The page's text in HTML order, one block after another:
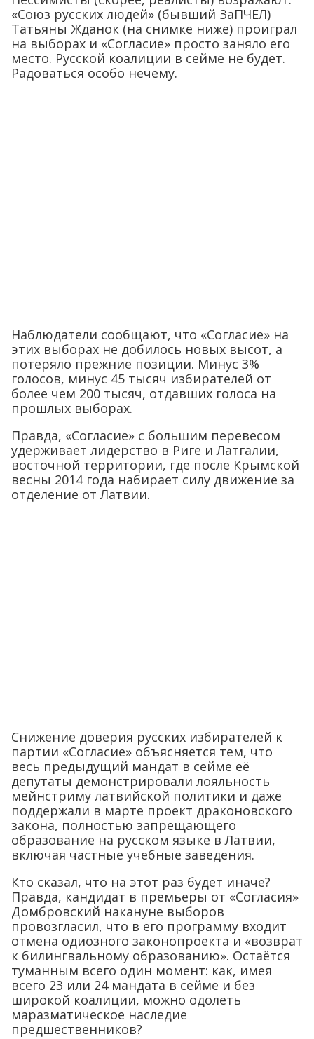
«Союз русских людей» (бывший ЗаПЧЕЛ)
Татьяны Жданок (на снимке ниже) проиграл
на выборах и «Согласие» просто заняло его
место. Русской коалиции в сейме не будет.
Радоваться особо нечему.
Наблюдатели сообщают, что «Согласие» на
этих выборах не добилось новых высот, а
потеряло прежние позиции. Минус 3%
голосов, минус 45 тысяч избирателей от
более чем 200 тысяч, отдавших голоса на
прошлых выборах.
Правда, «Согласие» с большим перевесом
удерживает лидерство в Риге и Латгалии,
восточной территории, где после Крымской
весны 2014 года набирает силу движение за
отделение от Латвии.
Снижение доверия русских избирателей к
партии «Согласие» объясняется тем, что
весь предыдущий мандат в сейме её
депутаты демонстрировали лояльность
мейнстриму латвийской политики и даже
поддержали в марте проект драконовского
закона, полностью запрещающего
образование на русском языке в Латвии,
включая частные учебные заведения.
Кто сказал, что на этот раз будет иначе?
Правда, кандидат в премьеры от «Согласия»
Домбровский накануне выборов
провозгласил, что в его программу входит
отмена одиозного законопроекта и «возврат
к билингвальному образованию». Остаётся
туманным всего один момент: как, имея
всего 23 или 24 мандата в сейме и без
широкой коалиции, можно одолеть
маразматическое наследие
предшественников?